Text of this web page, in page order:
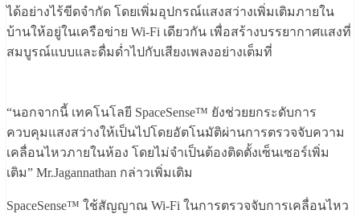
ได้อย่างไร้ขีดจำกัด โดยเพิ่มอุปกรณ์แสงสว่างเพิ่มเติมภายใน
บ้านให้อยู่ในเครือข่าย Wi-Fi เดียวกัน เพื่อสร้างบรรยากาศแสงที่
สมบูรณ์แบบและดื่มด่ำไปกับเสียงเพลงอย่างเต็มที่
“นอกจากนี้ เทคโนโลยี SpaceSense™ ยังช่วยยกระดับการ
ควบคุมแสงสว่างให้เป็นไปโดยอัตโนมัติผ่านการตรวจจับความ
เคลื่อนไหวภายในห้อง โดยไม่จำเป็นต้องติดตั้งเซ็นเซอร์เพิ่ม
เติม” Mr.Jagannathan กล่าวเพิ่มเติม
SpaceSense™ ใช้สัญญาณ Wi-Fi ในการตรวจจับการเคลื่อนไหว